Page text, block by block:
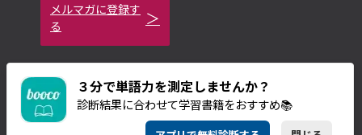
３分で単語力を測定しませんか？
診断結果に合わせて学習書籍をおすすめ📚
メルマガに登録す
る
ご利用規約
プライバシーポリシー